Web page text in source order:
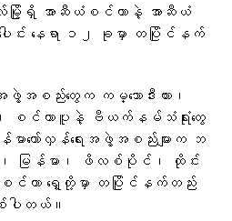
ြို့ရှိ အာဆီယံစင်တာနဲ့ အာဆီယံ
င်း နေရာ ၁၂ ခုမှာ တပြိုင်နက်
စည်းတွေက ကမ္ဘောဒီးယား၊
း၊ စင်ကာပူနဲ့ ဗီယက်နမ်သံရုံးတွေ
မာတော်လှန်ရေးအဖွဲ့အစည်းများက ဘ
း၊ မြန်မာ၊ ဖိလစ်ပိုင်၊ ထိုင်း
ယံစင်တာ ရှေ့တို့မှာ တပြိုင်နက်တည်း
ပါတယ်။